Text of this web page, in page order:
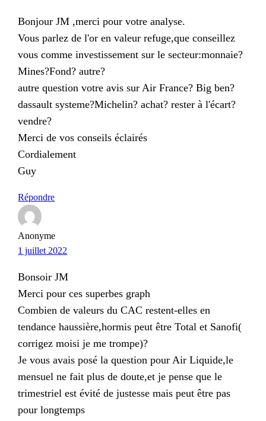
Bonjour JM ,merci pour votre analyse.
Vous parlez de l'or en valeur refuge,que conseillez
vous comme investissement sur le secteur:monnaie?
Mines?Fond? autre?
autre question votre avis sur Air France? Big ben?
dassault systeme?Michelin? achat? rester à l'écart?
vendre?
Merci de vos conseils éclairés
Cordialement
Guy
Répondre
Anonyme
1 juillet 2022
Bonsoir JM
Merci pour ces superbes graph
Combien de valeurs du CAC restent-elles en
tendance haussière,hormis peut être Total et Sanofi(
corrigez moisi je me trompe)?
Je vous avais posé la question pour Air Liquide,le
mensuel ne fait plus de doute,et je pense que le
trimestriel est évité de justesse mais peut être pas
pour longtemps